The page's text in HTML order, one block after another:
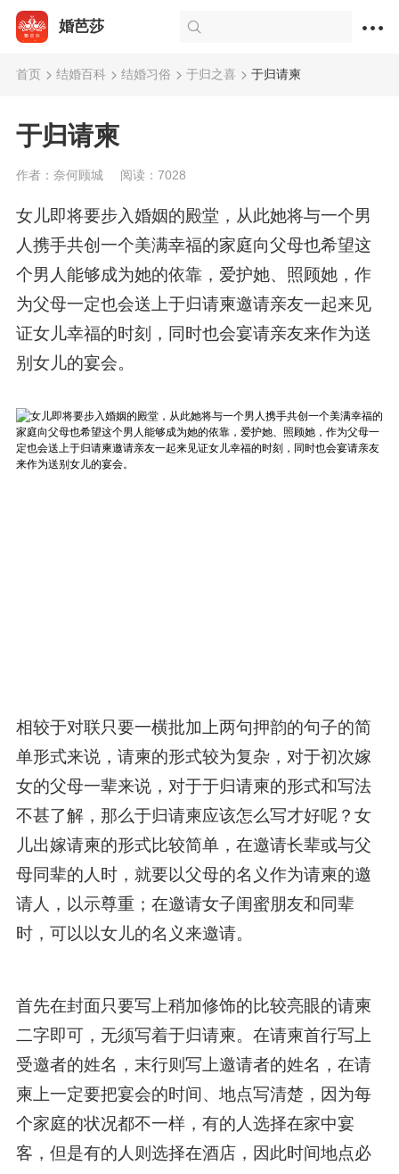
婚芭莎
首页 结婚百科 结婚习俗 于归之喜 于归请柬
于归请柬
作者：奈何顾城 阅读：7028
女儿即将要步入婚姻的殿堂，从此她将与一个男
人携手共创一个美满幸福的家庭向父母也希望这
个男人能够成为她的依靠，爱护她、照顾她，作
为父母一定也会送上于归请柬邀请亲友一起来见
证女儿幸福的时刻，同时也会宴请亲友来作为送
别女儿的宴会。
相较于对联只要一横批加上两句押韵的句子的简
单形式来说，请柬的形式较为复杂，对于初次嫁
女的父母一辈来说，对于于归请柬的形式和写法
不甚了解，那么于归请柬应该怎么写才好呢？女
儿出嫁请柬的形式比较简单，在邀请长辈或与父
母同辈的人时，就要以父母的名义作为请柬的邀
请人，以示尊重；在邀请女子闺蜜朋友和同辈
时，可以以女儿的名义来邀请。
首先在封面只要写上稍加修饰的比较亮眼的请柬
二字即可，无须写着于归请柬。在请柬首行写上
受邀者的姓名，末行则写上邀请者的姓名，在请
柬上一定要把宴会的时间、地点写清楚，因为每
个家庭的状况都不一样，有的人选择在家中宴
客，但是有的人则选择在酒店，因此时间地点必